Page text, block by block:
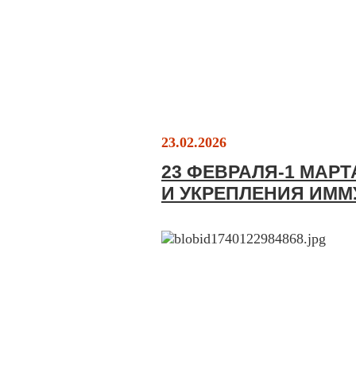
23.02.2026
23 ФЕВРАЛЯ-1
И УКРЕПЛЕНИЯ